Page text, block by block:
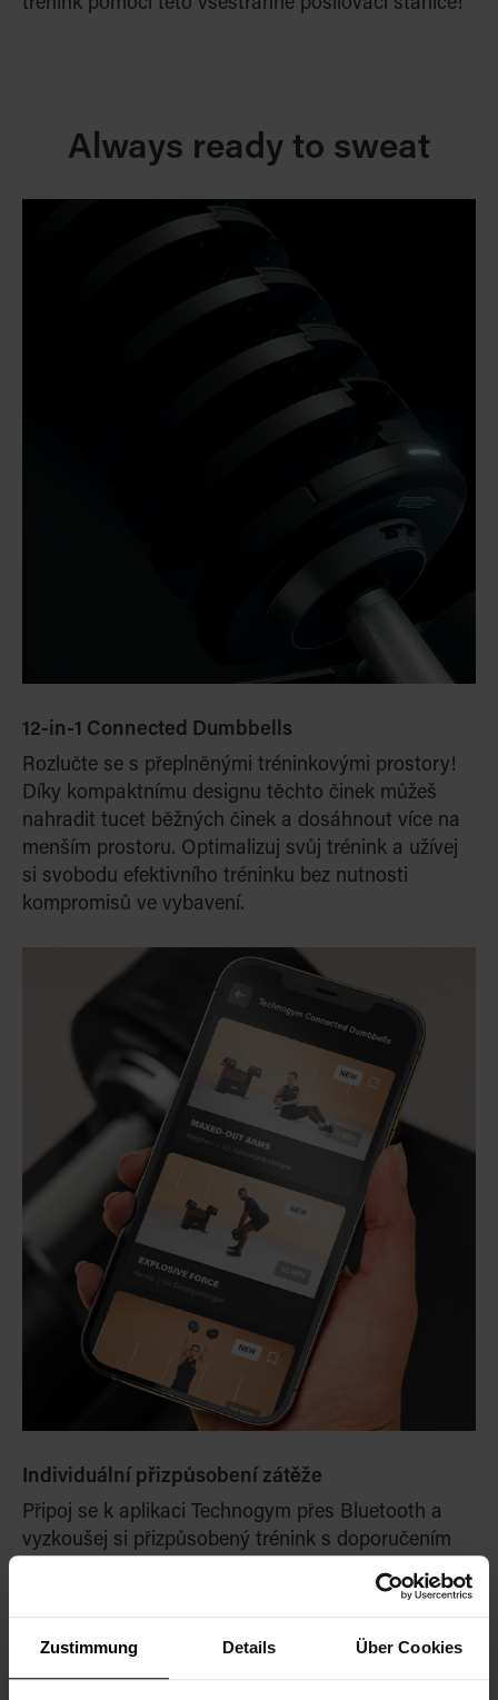
Zustimmung Details Über Cookies
trénink pomocí této všestranné posilovací stanice!
Always ready to sweat
12-in-1 Connected Dumbbells
Rozlučte se s přeplněnými tréninkovými prostory!
Díky kompaktnímu designu těchto činek můžeš
nahradit tucet běžných činek a dosáhnout více na
menším prostoru. Optimalizuj svůj trénink a užívej
si svobodu efektivního tréninku bez nutnosti
kompromisů ve vybavení.
Individuální přizpůsobení zátěže
Připoj se k aplikaci Technogym přes Bluetooth a
vyzkoušej si přizpůsobený trénink s doporučením
zátěže pro každý trénink na základě tvýk výkonů a
metrik. Individuální systém přizpůsobení zátěže
využívá pokročilý algoritmus umělé inteligence pro
sledování pohybu a rozpoznávání zátěže, aby
poskytl optimální podporu při tréninku.